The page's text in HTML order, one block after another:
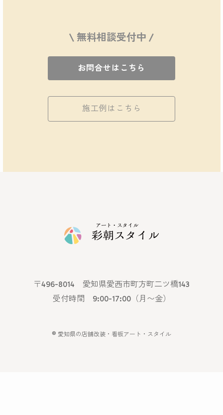
\ 無料相談受付中 /
お問合せはこちら
施工例はこちら
〒496-8014 愛知県愛西市町方町二ツ橋143
受付時間 9:00-17:00（月〜金）
© 愛知県の店舗改装・看板アート・スタイル